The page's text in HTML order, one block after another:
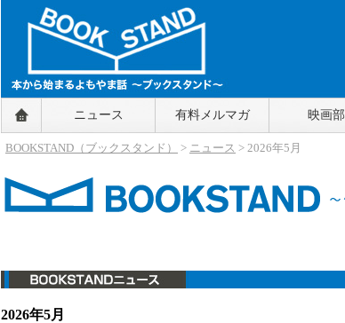
BOOKSTAND（ブックスタンド）
～本から始まるよもやま話～
BOOKSTAND（ブ
ニュース 有料メルマガ 映画部
BOOKSTAND（ブックスタンド） > ニュース > 2026年5月
2026年5月